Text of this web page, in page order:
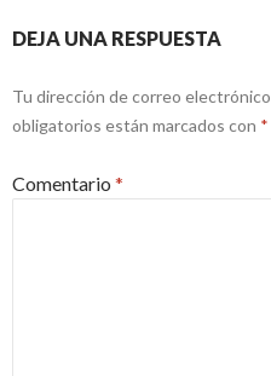
DEJA UNA RESPUESTA
Tu dirección de correo
obligatorios están marcados con *
Comentario *